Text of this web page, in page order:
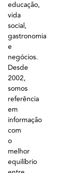
educação,
vida
social,
gastronomia
e
negócios.
Desde
2002,
somos
referência
em
informação
com
o
melhor
equilíbrio